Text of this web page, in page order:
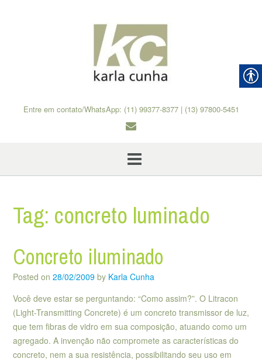
Entre em contato/WhatsApp: (11) 99377-8377 | (13) 97800-5451
Tag: concreto luminado
Concreto iluminado
Posted on 28/02/2009 by Karla Cunha
Você deve estar se perguntando: “Como assim?”. O Litracon
(Light-Transmitting Concrete) é um concreto transmissor de luz,
que tem fibras de vidro em sua composição, atuando como um
agregado. A invenção não compromete as características do
concreto, nem a sua resistência, possibilitando seu uso em